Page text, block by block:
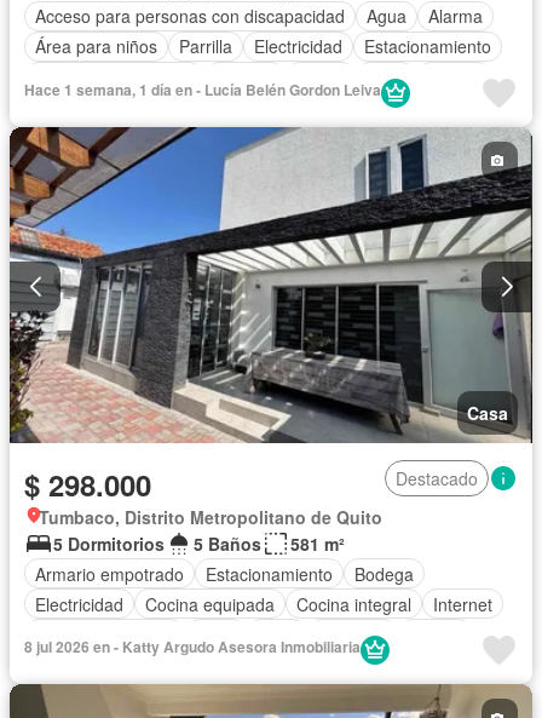
Acceso para personas con discapacidad
Agua
Alarma
Área para niños
Parrilla Electricidad
Estacionamiento
Patio
Hace 1 semana, 1 día en - Lucía Belén Gordon Leiva
Casa
$ 298.000
Destacado
Tumbaco, Distrito Metropolitano de Quito
5 Dormitorios
5 Baños
581 m²
Armario empotrado
Estacionamiento
Bodega
Electricidad
Cocina equipada Cocina integral
Internet
Conserje
Wifi
Solo familias
8 jul 2026 en - Katty Argudo Asesora Inmobiliaria